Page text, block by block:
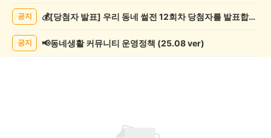
록
공지 💰[당첨자 발표] 우리 동네 썰전 12회차 당첨자를 발표합니다!
공지 📢동네생활 커뮤니티 운영정책 (25.08 ver)